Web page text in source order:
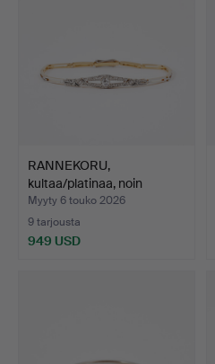
RANNEKORU,
kultaa/platinaa, noin
vuodelta …
Myyty 6 touko 2026
9 tarjousta
949 USD